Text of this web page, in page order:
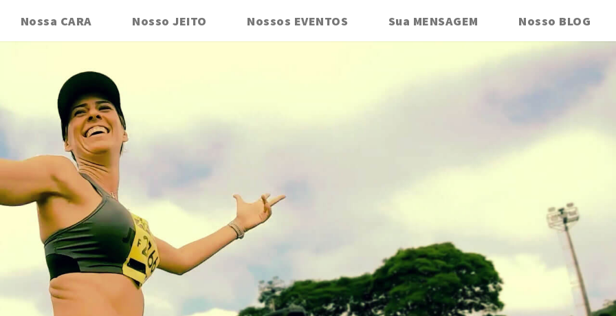
Nossa CARA Nosso JEITO Nossos EVENTOS Sua MENSAGEM Nosso BLOG